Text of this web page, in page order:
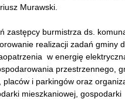
Murawski.
zastępcy burmistrza ds.
realizacji zadań gminy
w energię
przestrzennego,
placów i parkingów oraz
mieszkaniowej, gospodarki